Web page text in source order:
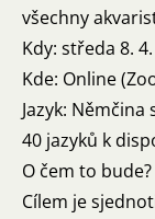
všechny
Kdy: středa 8.
Kde: Online
Jazyk:
40 jazyků k
O čem to bude?
Cílem je